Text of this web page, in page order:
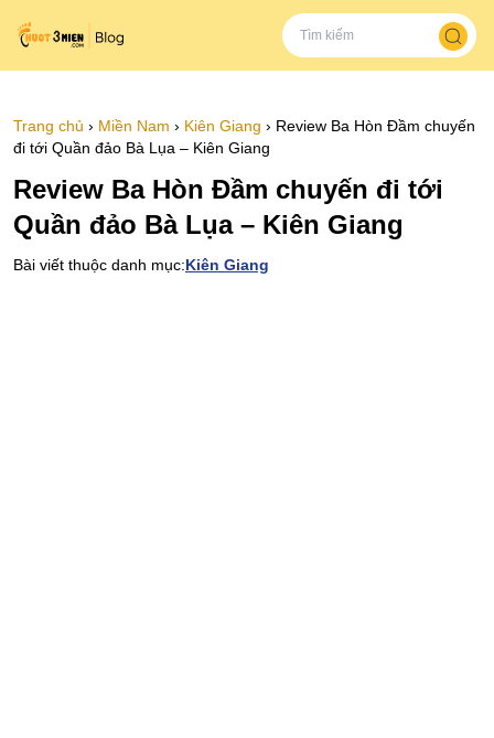
Trang chủ › Miền Nam › Kiên Giang › Review Ba Hòn Đầm chuyến
đi tới Quần đảo Bà Lụa – Kiên Giang
Review Ba Hòn Đầm chuyến đi tới
Quần đảo Bà Lụa – Kiên Giang
Bài viết thuộc danh mục:Kiên Giang